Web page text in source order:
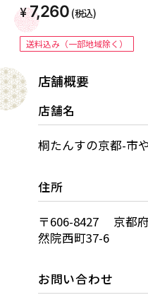
ース 桐衣装箱 桐箱 レギュラー
肥前桐民芸 国産品 関東～九州
送料無料 桐タンス桐箪笥 幅91
ｃｍ浅型
7,260 (税込)
送料込み（一部地域除く）
店舗概要
店舗名
桐たんすの京都-市
住所
〒606-8427 京都
然院西町37-6
お問い合わせ